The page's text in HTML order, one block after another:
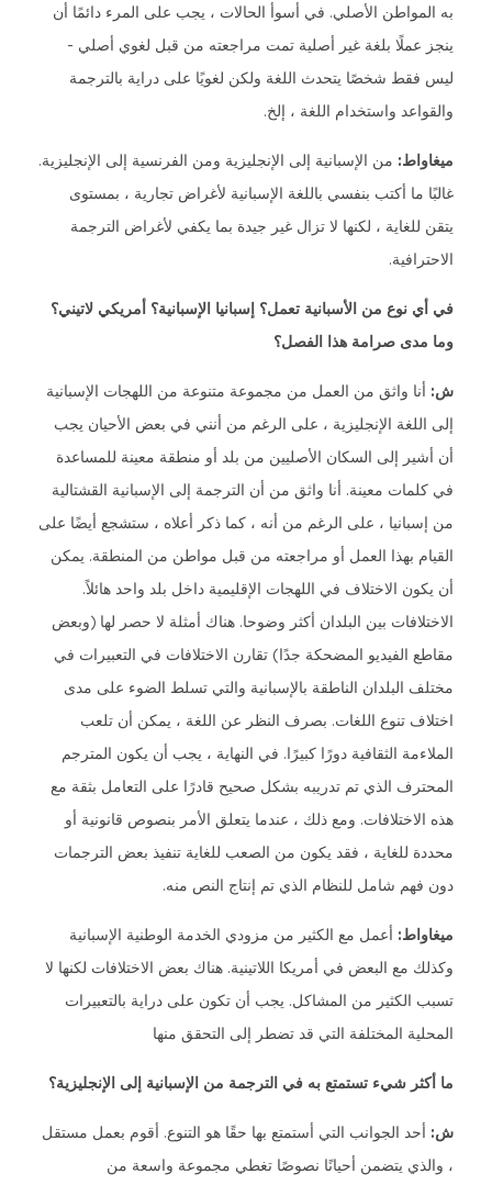
به المواطن الأصلي. في أسوأ الحالات ، يجب على المرء دائمًا أن
ينجز عملًا بلغة غير أصلية تمت مراجعته من قبل لغوي أصلي -
ليس فقط شخصًا يتحدث اللغة ولكن لغويًا على دراية بالترجمة
والقواعد واستخدام اللغة ، إلخ.
ميغاواط: من الإسبانية إلى الإنجليزية ومن الفرنسية إلى الإنجليزية.
غالبًا ما أكتب بنفسي باللغة الإسبانية لأغراض تجارية ، بمستوى
يتقن للغاية ، لكنها لا تزال غير جيدة بما يكفي لأغراض الترجمة
الاحترافية.
في أي نوع من الأسبانية تعمل؟ إسبانيا الإسبانية؟ أمريكي لاتيني؟
وما مدى صرامة هذا الفصل؟
ش: أنا واثق من العمل من مجموعة متنوعة من اللهجات الإسبانية
إلى اللغة الإنجليزية ، على الرغم من أنني في بعض الأحيان يجب
أن أشير إلى السكان الأصليين من بلد أو منطقة معينة للمساعدة
في كلمات معينة. أنا واثق من أن الترجمة إلى الإسبانية القشتالية
من إسبانيا ، على الرغم من أنه ، كما ذكر أعلاه ، ستشجع أيضًا على
القيام بهذا العمل أو مراجعته من قبل مواطن من المنطقة. يمكن
أن يكون الاختلاف في اللهجات الإقليمية داخل بلد واحد هائلاً.
الاختلافات بين البلدان أكثر وضوحا. هناك أمثلة لا حصر لها (وبعض
مقاطع الفيديو المضحكة جدًا) تقارن الاختلافات في التعبيرات في
مختلف البلدان الناطقة بالإسبانية والتي تسلط الضوء على مدى
اختلاف تنوع اللغات. بصرف النظر عن اللغة ، يمكن أن تلعب
الملاءمة الثقافية دورًا كبيرًا. في النهاية ، يجب أن يكون المترجم
المحترف الذي تم تدريبه بشكل صحيح قادرًا على التعامل بثقة مع
هذه الاختلافات. ومع ذلك ، عندما يتعلق الأمر بنصوص قانونية أو
محددة للغاية ، فقد يكون من الصعب للغاية تنفيذ بعض الترجمات
دون فهم شامل للنظام الذي تم إنتاج النص منه.
ميغاواط: أعمل مع الكثير من مزودي الخدمة الوطنية الإسبانية
وكذلك مع البعض في أمريكا اللاتينية. هناك بعض الاختلافات لكنها لا
تسبب الكثير من المشاكل. يجب أن تكون على دراية بالتعبيرات
المحلية المختلفة التي قد تضطر إلى التحقق منها
ما أكثر شيء تستمتع به في الترجمة من الإسبانية إلى الإنجليزية؟
ش: أحد الجوانب التي أستمتع بها حقًا هو التنوع. أقوم بعمل مستقل
، والذي يتضمن أحيانًا نصوصًا تغطي مجموعة واسعة من